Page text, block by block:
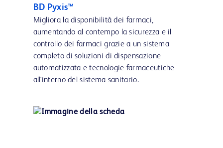
BD Pyxis™
Migliora la disponibilità dei farmaci,
aumentando al contempo la sicurezza e il
controllo dei farmaci grazie a un sistema
completo di soluzioni di dispensazione
automatizzata e tecnologie farmaceutiche
all'interno del sistema sanitario.